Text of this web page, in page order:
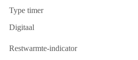
Type timer
Digitaal
Restwarmte-indicator